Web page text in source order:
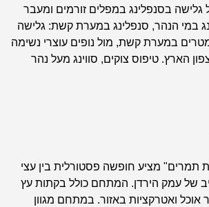
גלישה בסנפלינג במפלים זורמים ומעבר
במי הנהר, סנפלינג במערת קשת: גלישה
בגובה 40 מטרים במערת קשת, מול נופים עוצרי נשימה
הארץ. טיפוס צוקים, סווינג מעל נהר
תמרים" מציע חופשה פסטורלית בין עצי
של עמק הירדן. המתחם כולל בקתות עץ
ואטרקציות באזור. במתחם מגוון